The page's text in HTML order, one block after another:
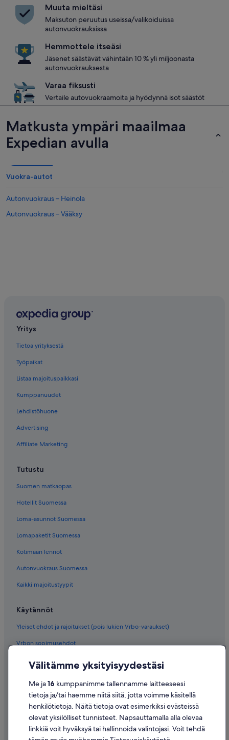
Muuta mieltäsi
Maksuton peruutus useissa/valikoiduissa
autonvuokrauksissa
Hemmottele itseäsi
Jäsenet säästävät vähintään 10 % yli miljoonasta
autonvuokrauksesta
Varaa fiksusti
Vertaile autovuokraamoita ja hyödynnä isot säästöt
Matkusta ympäri maailmaa
Expedian avulla
Vuokra-autot
Autonvuokraus – Heinola
Autonvuokraus – Vääksy
Yritys
Tietoa yrityksestä
Työpaikat
Listaa majoituspaikkasi
Kumppanuudet
Lehdistöhuone
Advertising
Affiliate Marketing
Tutustu
Suomen matkaopas
Hotellit Suomessa
Loma-asunnot Suomessa
Lomapaketit Suomessa
Kotimaan lennot
Autonvuokraus Suomessa
Kaikki majoitustyypit
Käytännöt
Yleiset ehdot ja rajoitukset (pois lukien Vrbo-varaukset)
Vrbon sopimusehdot
Evästeet
Käyttöehdot
Oikeudelliset tiedot / ota meihin yhteyttä
Välitämme yksityisyydestäsi
Me ja16 kumppanimme tallennamme laitteeseesi
tietoja ja/tai haemme niitä siitä, jotta voimme käsitellä
henkilötietoja. Näitä tietoja ovat esimerkiksi evästeissä
olevat yksilölliset tunnisteet. Napsauttamalla alla olevaa
linkkiä voit hyväksyä tai hallinnoida valintojasi. Voit tehdä